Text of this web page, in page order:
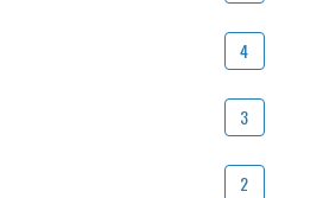
4
3
2